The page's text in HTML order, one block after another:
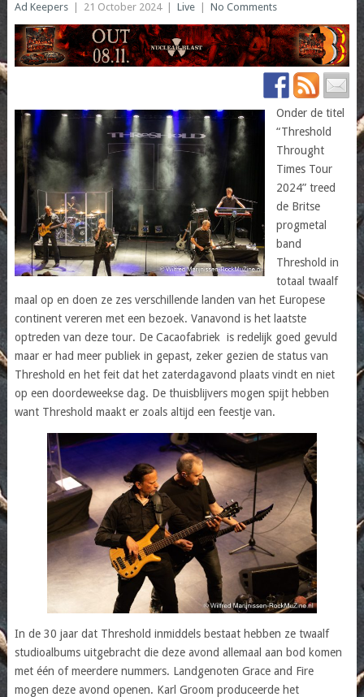
Ad Keepers 21 October 2024 Live No Comments
Onder de titel
“Threshold
Throught
Times Tour
2024” treed
de Britse
progmetal
band
Threshold in
totaal twaalf
maal op en doen ze zes verschillende landen van het Europese
continent vereren met een bezoek. Vanavond is het laatste
optreden van deze tour. De Cacaofabriek is redelijk goed gevuld
maar er had meer publiek in gepast, zeker gezien de status van
Threshold en het feit dat het zaterdagavond plaats vindt en niet
op een doordeweekse dag. De thuisblijvers mogen spijt hebben
want Threshold maakt er zoals altijd een feestje van.
In de 30 jaar dat Threshold inmiddels bestaat hebben ze twaalf
studioalbums uitgebracht die deze avond allemaal aan bod komen
met één of meerdere nummers. Landgenoten Grace and Fire
mogen deze avond openen. Karl Groom produceerde het